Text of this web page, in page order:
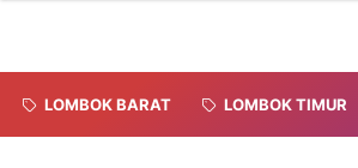
LOMBOK BARAT LOMBOK TIMUR